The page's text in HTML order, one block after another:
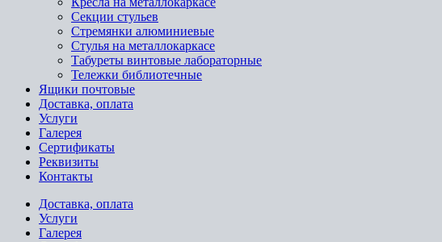
Секции стульев
Стремянки алюминиевые
Стулья на металлокаркасе
Табуреты винтовые лабораторные
Тележки библиотечные
Ящики почтовые
Доставка, оплата
Услуги
Галерея
Сертификаты
Реквизиты
Контакты
Доставка, оплата
Услуги
Галерея